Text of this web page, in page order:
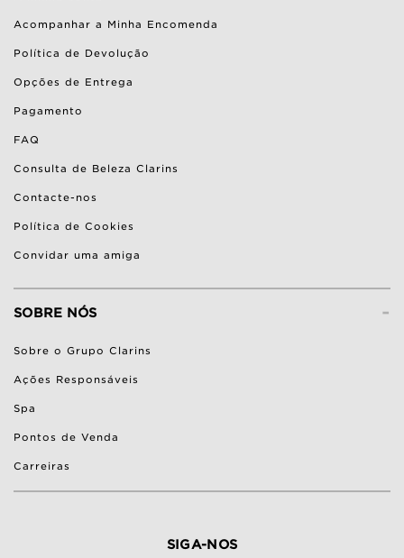
Acompanhar a Minha Encomenda
Política de Devolução
Opções de Entrega
Pagamento
FAQ
Consulta de Beleza Clarins
Contacte-nos
Política de Cookies
Convidar uma amiga
-
SOBRE NÓS
Sobre o Grupo Clarins
Ações Responsáveis
Spa
Pontos de Venda
Carreiras
SIGA-NOS